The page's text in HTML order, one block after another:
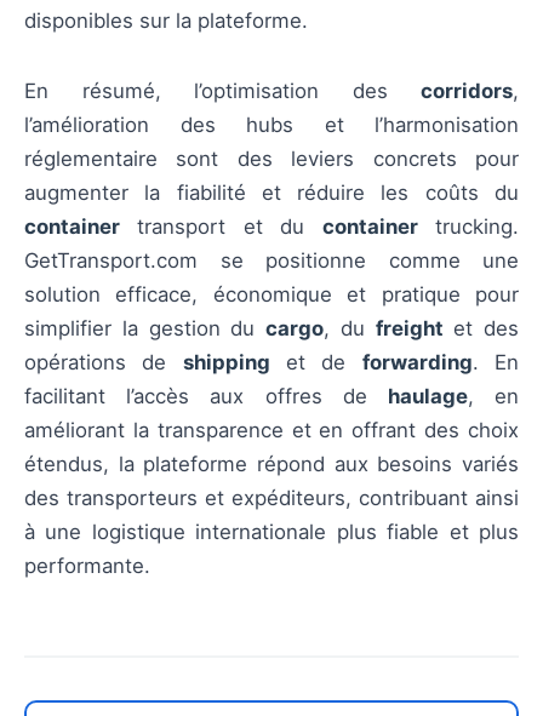
disponibles sur la plateforme.
En résumé, l’optimisation des corridors,
l’amélioration des hubs et l’harmonisation
réglementaire sont des leviers concrets pour
augmenter la fiabilité et réduire les coûts du
container transport et du containertrucking.
GetTransport.com se positionne comme une
solution efficace, économique et pratique pour
simplifier la gestion du cargo, du freight et des
opérations de shipping et de forwarding. En
facilitant l’accès aux offres de haulage, en
améliorant la transparence et en offrant des choix
étendus, la plateforme répond aux besoins variés
des transporteurs et expéditeurs, contribuant ainsi
à une logistique internationale plus fiable et plus
performante.